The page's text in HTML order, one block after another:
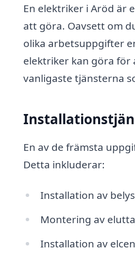
En elektriker i Aröd är
att göra. Oavsett om
olika arbetsuppgifter
elektriker kan göra
vanligaste tjänsterna
En av de främsta
Detta inkluderar:
Installation av
Montering av
Installation av